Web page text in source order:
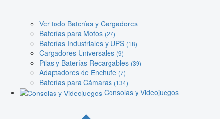
Ver todo Baterías y Cargadores
Baterías para Motos (27)
Baterías Industriales y UPS (18)
Cargadores Universales (9)
Pilas y Baterías Recargables (39)
Adaptadores de Enchufe (7)
Baterías para Cámaras (134)
Consolas y Videojuegos